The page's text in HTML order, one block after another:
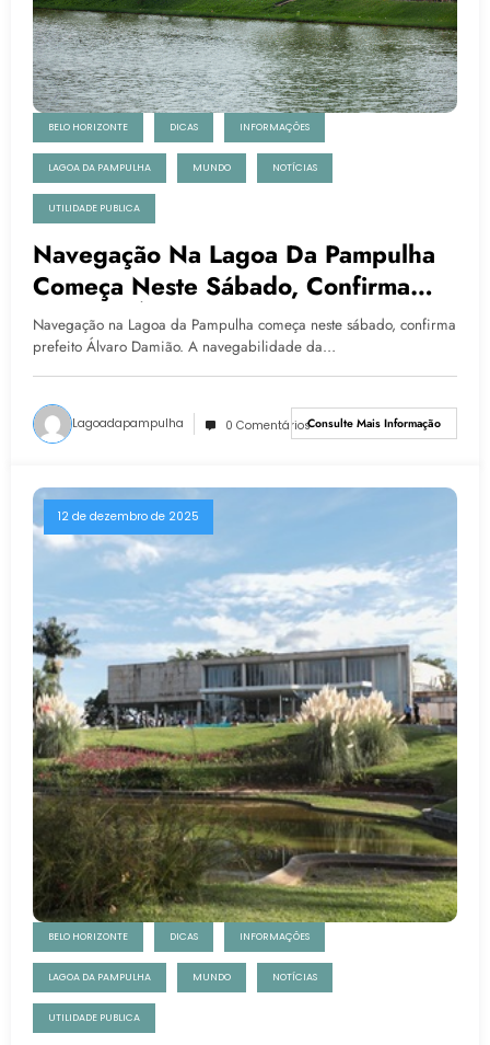
BELO HORIZONTE DICAS INFORMAÇÕES
LAGOA DA PAMPULHA MUNDO NOTÍCIAS
UTILIDADE PUBLICA
Navegação Na Lagoa Da Pampulha
Começa Neste Sábado, Confirma
Prefeito Álvaro Damião
Navegação na Lagoa da Pampulha começa neste sábado, confirma
prefeito Álvaro Damião. A navegabilidade da…
Lagoadapampulha 0 ComentáriosConsulte Mais Informação
12 de dezembro de 2025
BELO HORIZONTE DICAS INFORMAÇÕES
LAGOA DA PAMPULHA MUNDO NOTÍCIAS
UTILIDADE PUBLICA